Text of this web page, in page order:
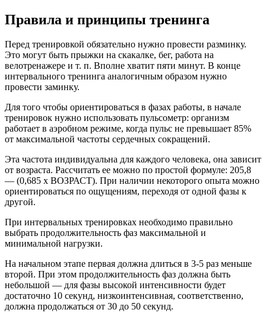
Правила и принципы тренинга
Перед тренировкой обязательно нужно провести разминку.
Это могут быть прыжки на скакалке, бег, работа на
велотренажере и т. п. Вполне хватит пяти минут. В конце
интервального тренинга аналогичным образом нужно
провести заминку.
Для того чтобы ориентироваться в фазах работы, в начале
тренировок нужно использовать пульсометр: организм
работает в аэробном режиме, когда пульс не превышает 85%
от максимальной частоты сердечных сокращений.
Эта частота индивидуальна для каждого человека, она зависит
от возраста. Рассчитать ее можно по простой формуле: 205,8
— (0,685 x ВОЗРАСТ). При наличии некоторого опыта можно
ориентироваться по ощущениям, переходя от одной фазы к
другой.
При интервальных тренировках необходимо правильно
выбрать продолжительность фаз максимальной и
минимальной нагрузки.
На начальном этапе первая должна длиться в 3-5 раз меньше
второй. При этом продолжительность фаз должна быть
небольшой — для фазы высокой интенсивности будет
достаточно 10 секунд, низкоинтенсивная, соответственно,
должна продолжаться от 30 до 50 секунд.